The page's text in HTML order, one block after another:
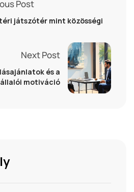
Post
játszótér mint közösségi
Next Post
és a
motiváció